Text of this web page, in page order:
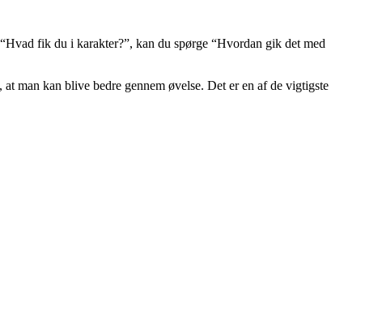
fik du i karakter?”, kan du spørge “Hvordan gik det med
at man kan blive bedre gennem øvelse. Det er en af de vigtigste